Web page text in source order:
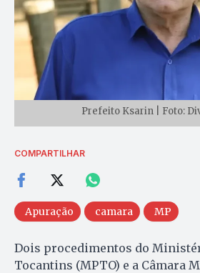
Prefeito Ksarin | Foto:
COMPARTILHAR
Apuração camara MP
Dois procedimentos do
Tocantins (MPTO) e a Câmara